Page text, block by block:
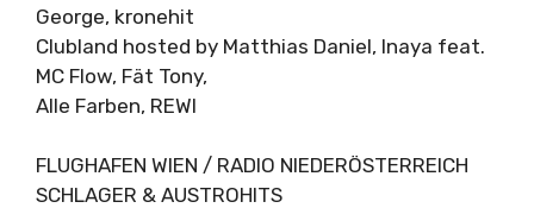
George, kronehit
Clubland hosted by Matthias Daniel, Inaya feat.
MC Flow, Fät Tony,
Alle Farben, REWI
FLUGHAFEN WIEN / RADIO NIEDERÖSTERREICH
SCHLAGER & AUSTROHITS